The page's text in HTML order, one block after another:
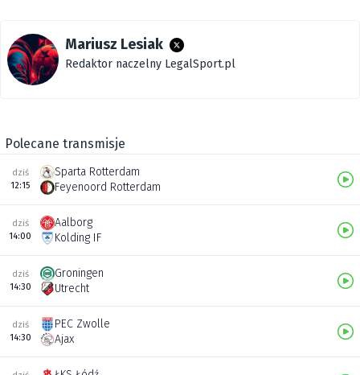
Mariusz Lesiak
Redaktor naczelny LegalSport.pl
Polecane transmisje
dziś
12:15
Sparta Rotterdam
Feyenoord Rotterdam
dziś
14:00
Aalborg
Kolding IF
dziś
14:30
Groningen
Utrecht
dziś
14:30
PEC Zwolle
Ajax